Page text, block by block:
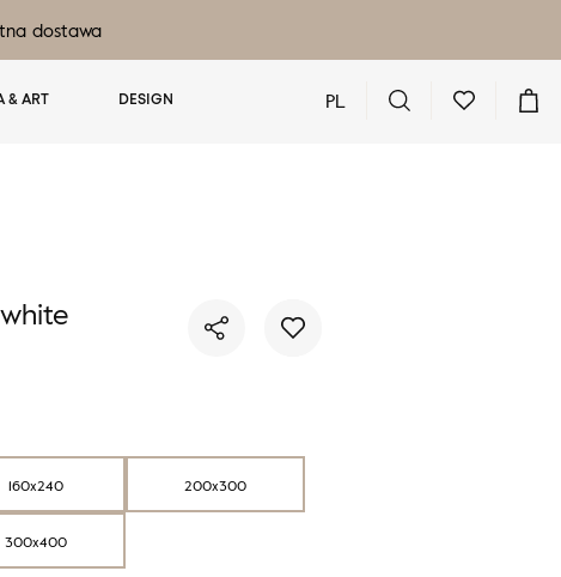
dostawa
& ART DESIGN PL
160x240 200x300
300x400